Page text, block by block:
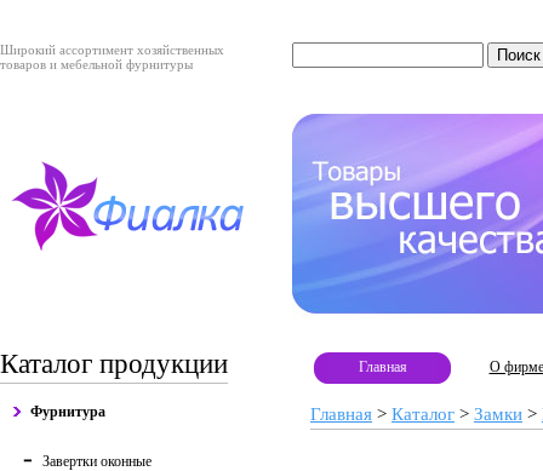
Широкий ассортимент хозяйственных
товаров и мебельной фурнитуры
Каталог продукции
Фурнитура
Завертки оконные
Главная О фирме
Главная > Каталог > Замки >